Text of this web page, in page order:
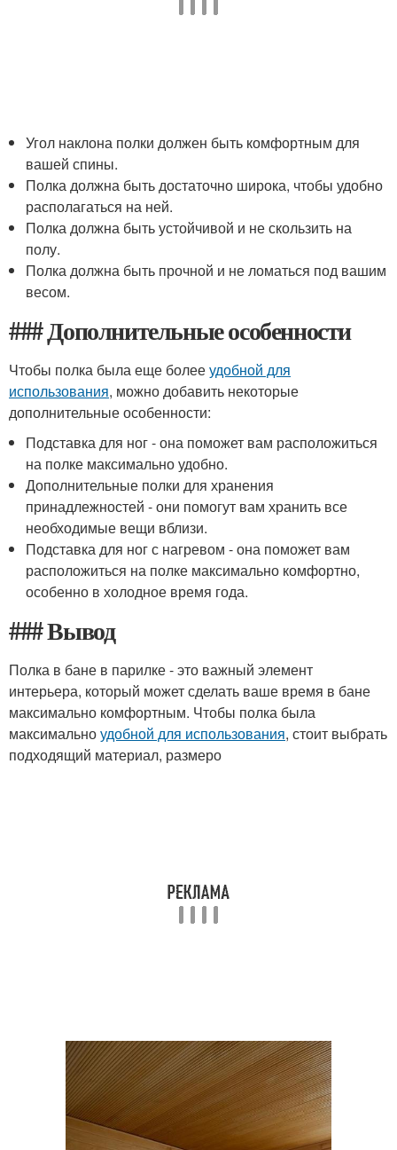
Угол наклона полки должен быть комфортным для
вашей спины.
Полка должна быть достаточно широка, чтобы удобно
располагаться на ней.
Полка должна быть устойчивой и не скользить на
полу.
Полка должна быть прочной и не ломаться под вашим
весом.
### Дополнительные особенности
Чтобы полка была еще болееудобной для
использования, можно добавить некоторые
дополнительные особенности:
Подставка для ног - она поможет вам расположиться
на полке максимально удобно.
Дополнительные полки для хранения
принадлежностей - они помогут вам хранить все
необходимые вещи вблизи.
Подставка для ног с нагревом - она поможет вам
расположиться на полке максимально комфортно,
особенно в холодное время года.
### Вывод
Полка в бане в парилке - это важный элемент
интерьера, который может сделать ваше время в бане
максимально комфортным. Чтобы полка была
максимальноудобной для использования, стоит выбрать
подходящий материал, размеро